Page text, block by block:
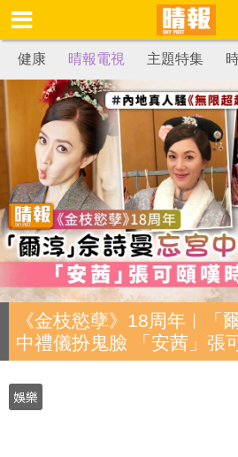
健康 晴報電視 主題特集
《金枝慾孽》18周年︳「
中禮儀扮鬼臉 「安茜」張
娛樂